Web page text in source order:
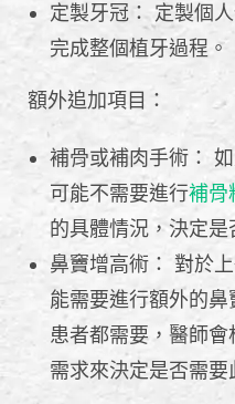
定製牙冠： 定製個
完成整個植牙過程。
額外追加項目：
補骨或補肉手術：
可能不需要進行補骨
的具體情況，決定是
鼻竇增高術： 對於
能需要進行額外的
患者都需要，醫師
需求來決定是否需要